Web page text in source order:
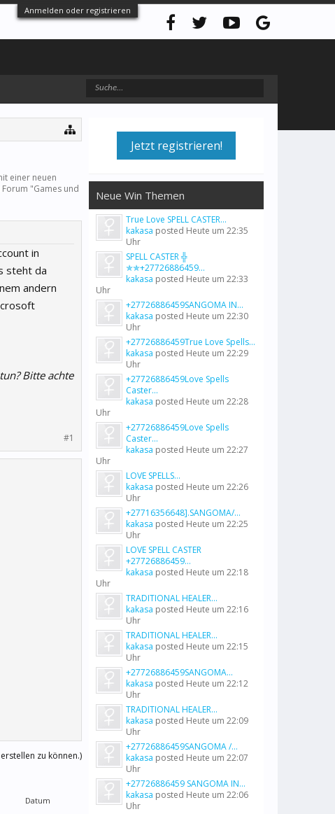
Anmelden oder registrieren
einer neuen
"Games und
in
steht da
andern
Bitte achte
#1
zu können.)
Datum
Jetzt registrieren!
Neue Win Themen
True Love SPELL CASTER...
kakasa posted Heute um 22:35
Uhr
SPELL CASTER ╬
✯✯+27726886459...
kakasa posted Heute um 22:33
Uhr
+27726886459SANGOMA IN...
kakasa posted Heute um 22:30
Uhr
+27726886459True Love Spells...
kakasa posted Heute um 22:29
Uhr
+27726886459Love Spells
Caster...
kakasa posted Heute um 22:28
Uhr
+27726886459Love Spells
Caster...
kakasa posted Heute um 22:27
Uhr
LOVE SPELLS...
kakasa posted Heute um 22:26
Uhr
+27716356648].SANGOMA/...
kakasa posted Heute um 22:25
Uhr
LOVE SPELL CASTER
+27726886459...
kakasa posted Heute um 22:18
Uhr
TRADITIONAL HEALER...
kakasa posted Heute um 22:16
Uhr
TRADITIONAL HEALER...
kakasa posted Heute um 22:15
Uhr
+27726886459SANGOMA...
kakasa posted Heute um 22:12
Uhr
TRADITIONAL HEALER...
kakasa posted Heute um 22:09
Uhr
+27726886459SANGOMA /...
kakasa posted Heute um 22:07
Uhr
+27726886459 SANGOMA IN...
kakasa posted Heute um 22:06
Uhr